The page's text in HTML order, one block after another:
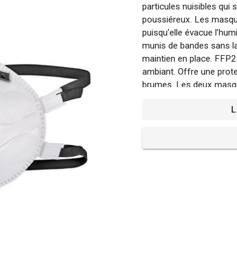
particules nuisibles qui
poussiéreux. Les
puisqu’elle évacue
munis de bandes sans
maintien en place.
ambiant. Offre une
brumes. Les deux